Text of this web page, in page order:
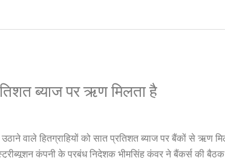
ब्याज पर ऋण मिलता है
वाले हितग्राहियों को सात प्रतिशत ब्याज पर बैंकों से ऋण
कंपनी के प्रबंध निदेशक भीमसिंह कंवर ने बैंकर्स की बैठक